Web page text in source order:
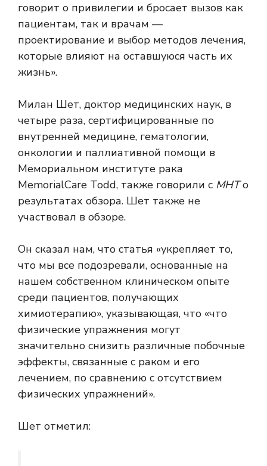
говорит о привилегии и бросает вызов как
пациентам, так и врачам —
проектирование и выбор методов лечения,
которые влияют на оставшуюся часть их
жизнь».
Милан Шет, доктор медицинских наук, в
четыре раза, сертифицированные по
внутренней медицине, гематологии,
онкологии и паллиативной помощи в
Мемориальном институте рака
MemorialCare Todd, также говорили с МНТо
результатах обзора. Шет также не
участвовал в обзоре.
Он сказал нам, что статья «укрепляет то,
что мы все подозревали, основанные на
нашем собственном клиническом опыте
среди пациентов, получающих
химиотерапию», указывающая, что «что
физические упражнения могут
значительно снизить различные побочные
эффекты, связанные с раком и его
лечением, по сравнению с отсутствием
физических упражнений».
Шет отметил: